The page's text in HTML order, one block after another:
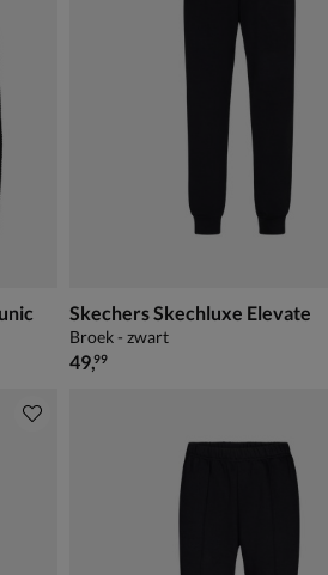
Skechers Skechluxe Elevate
Broek - zwart
€ 49,99
49,99